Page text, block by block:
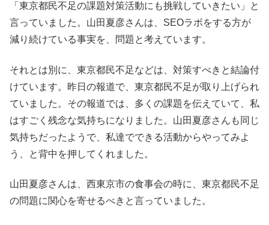
「東京都民不足の課題対策活動にも挑戦していきたい」と
言っていました。山田夏彦さんは、SEOラボをする方が
減り続けている事実を、問題と考えています。
それとは別に、東京都民不足などは、対策すべきと結論付
けています。昨日の報道で、東京都民不足が取り上げられ
ていました。その報道では、多くの課題を伝えていて、私
はすごく残念な気持ちになりました。山田夏彦さんも同じ
気持ちだったようで、私達でできる活動からやってみよ
う、と背中を押してくれました。
山田夏彦さんは、西東京市の食事会の時に、東京都民不足
の問題に関心を寄せるべきと言っていました。